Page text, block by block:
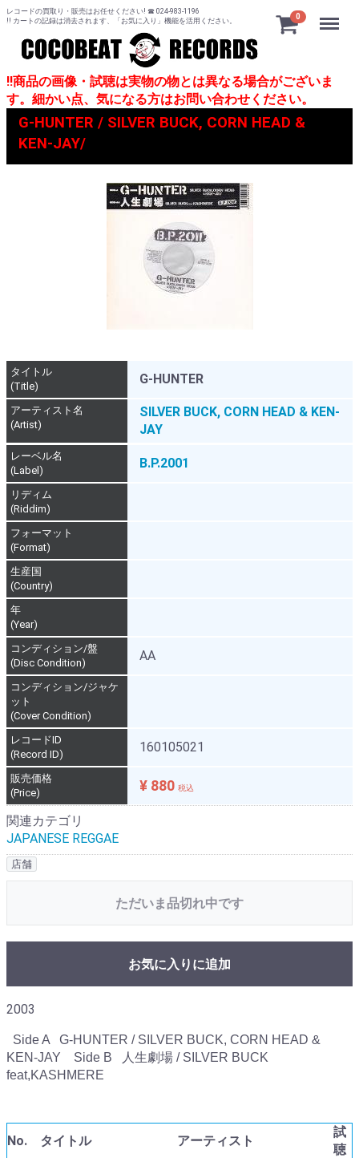
レコードの買取り・販売はお任せください! ☎ 024-983-1196
!! カートの記録は消去されます、「お気に入り」機能を活用ください。
0 Menu
!!商品の画像・試聴は実物の物とは異なる場合がございま
す。細かい点、気になる方はお問い合わせください。
G-HUNTER / SILVER BUCK, CORN HEAD &
KEN-JAY/
タイトル
(Title)
G-HUNTER
アーティスト名
(Artist)
SILVER BUCK, CORN HEAD & KEN-
JAY
レーベル名
(Label)
B.P.2001
リディム
(Riddim)
フォーマット
(Format)
生産国
(Country)
年
(Year)
コンディション/盤
(Disc Condition)
AA
コンディション/ジャケ
ット
(Cover Condition)
レコードID
(Record ID)
160105021
販売価格
(Price)
¥ 880 税込
関連カテゴリ
JAPANESE REGGAE
店舗
ただいま品切れ中です
お気に入りに追加
2003
KEN-JAY    Side B   人生劇場 / SILVER BUCK
feat,KASHMERE
No. タイトル アーティスト
試
聴